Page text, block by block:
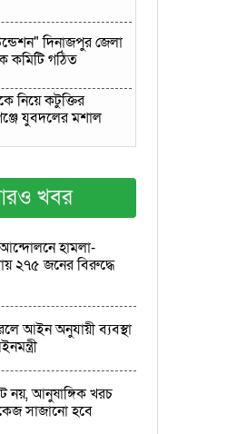
দিনাজপুর জেলা
কমিটি গঠিত
নিয়ে কটুক্তির
যুবদলের মশাল
দিবসে লাকসামে ১১
করে জুলাই
উদযাপিত
যোদ্ধাদের সংবর্ধনা
সংবর্ধনা,আলোচনা
কবর জিয়ারত
খবর
হামলা-
২৭৫ জনের বিরুদ্ধে
আইন অনুযায়ী ব্যবস্থা
নয়, আনুষাঙ্গিক খরচ
সাজানো হবে